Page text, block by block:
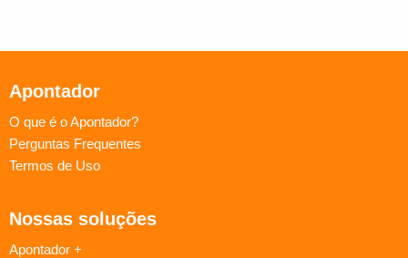
Apontador
O que é o Apontador?
Perguntas Frequentes
Termos de Uso
Nossas soluções
Apontador +